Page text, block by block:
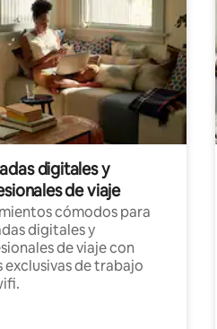
digitales y
de viaje
cómodos para
digitales y
de viaje con
exclusivas de trabajo